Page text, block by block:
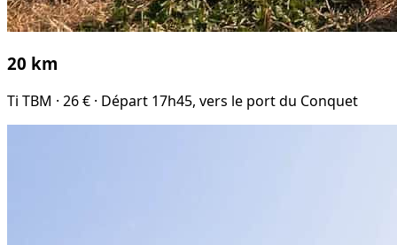
20 km
Ti TBM · 26 € · Départ 17h45, vers le port du Conquet